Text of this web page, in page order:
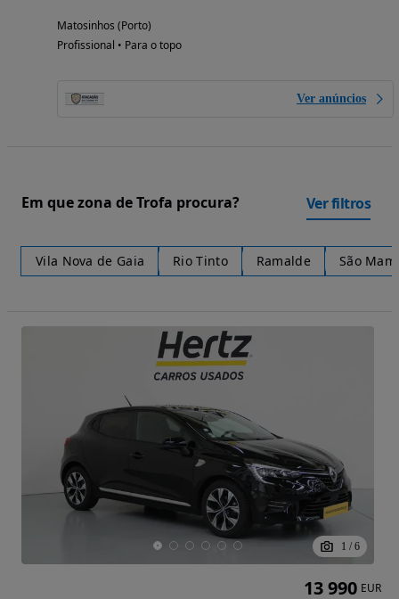
Matosinhos (Porto)
Profissional • Para o topo
Ver anúncios
Em que zona de Trofa procura? Ver filtros
Vila Nova de Gaia Rio Tinto Ramalde São
1 / 6
13 990 EUR